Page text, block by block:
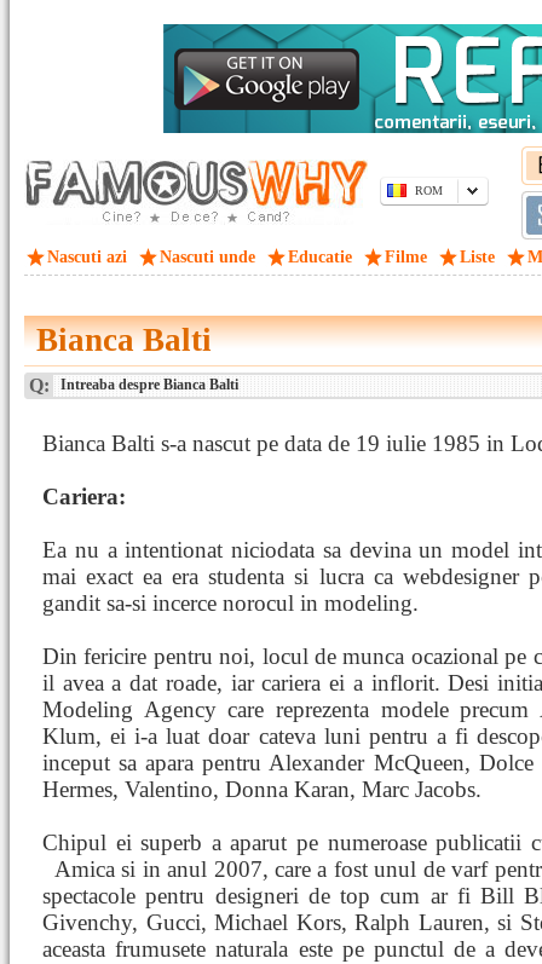
ROM
Nascuti azi Nascuti unde Educatie Filme Liste
Bianca Balti
Q: Intreaba despre Bianca Balti
Bianca Balti s-a nascut pe data de 19 iulie 1985 in
Cariera:
Ea nu a intentionat niciodata sa devina un model
mai exact ea era studenta si lucra ca webdesigner
gandit sa-si incerce norocul in modeling.
Din fericire pentru noi, locul de munca ocazional pe
il avea a dat roade, iar cariera ei a inflorit. Desi
Modeling Agency care reprezenta modele
Klum, ei i-a luat doar cateva luni pentru a fi
inceput sa apara pentru Alexander McQueen,
Hermes, Valentino, Donna Karan, Marc Jacobs.
Chipul ei superb a aparut pe numeroase publicatii
Amica si inanul 2007, care a fost unul de varf
spectacole pentru designeri de top cum ar fi Bill
Givenchy, Gucci, Michael Kors, Ralph Lauren, si
aceasta frumusete naturala este pe punctul de a